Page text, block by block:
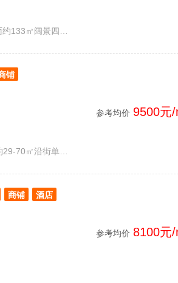
铺
参考均价 9500元/
商铺 酒店
参考均价 8100元/